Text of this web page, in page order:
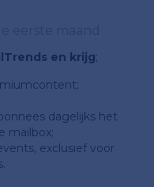
en krijg;
dagelijks het
mailbox;
exclusief voor